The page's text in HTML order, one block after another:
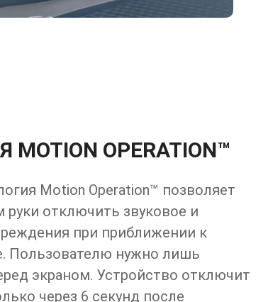
OPERATION™
Motion Operation™ позволяет
отключить звуковое и
при приближении к
Пользователю нужно лишь
экраном. Устройство отключит
через 6 секунд после